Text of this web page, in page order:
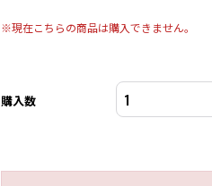
※現在こちらの商品は購入できません。
購入数